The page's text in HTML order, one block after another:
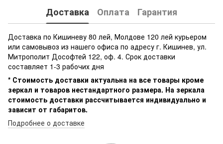
Доставка Оплата Гарантия
Доставка по Кишиневу 80 лей, Молдове 120 лей курьером
или самовывоз из нашего офиса по адресу г. Кишинев, ул.
Митрополит Дософтей 122, оф. 4. Срок доставки
составляет 1-3 рабочих дня
* Стоимость доставки актуальна на все товары кроме
зеркал и товаров нестандартного размера. На зеркала
стоимость доставки рассчитывается индивидуально и
зависит от габаритов.
Подробнее о доставке